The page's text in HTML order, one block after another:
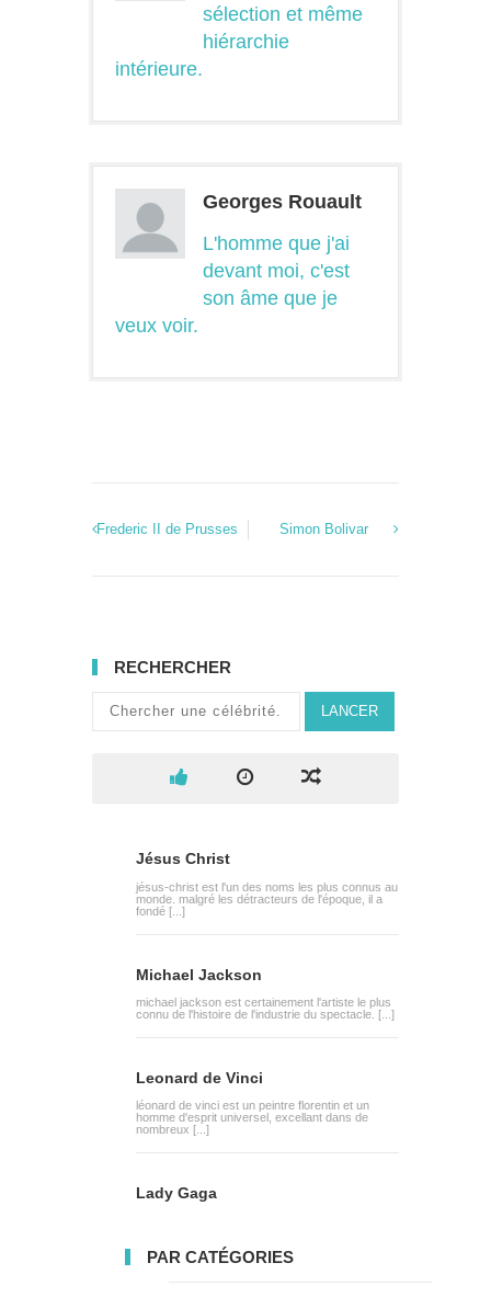
sélection et même
hiérarchie
intérieure.
Georges Rouault
L'homme que j'ai
devant moi, c'est
son âme que je
veux voir.
Frederic II de Prusses Simon Bolivar
RECHERCHER
LANCER
Jésus Christ
jésus-christ est l'un des noms les plus connus au
monde. malgré les détracteurs de l'époque, il a
fondé [...]
Michael Jackson
michael jackson est certainement l'artiste le plus
connu de l'histoire de l'industrie du spectacle. [...]
Leonard de Vinci
léonard de vinci est un peintre florentin et un
homme d'esprit universel, excellant dans de
nombreux [...]
Lady Gaga
PAR CATÉGORIES